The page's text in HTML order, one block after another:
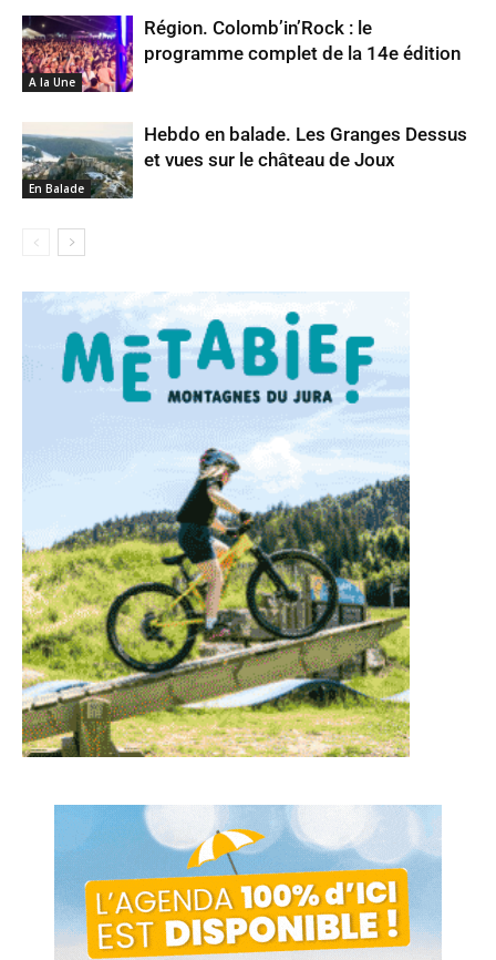
A la Une
Région. Colomb’in’Rock : le
programme complet de la 14e édition
En Balade
Hebdo en balade. Les Granges Dessus
et vues sur le château de Joux